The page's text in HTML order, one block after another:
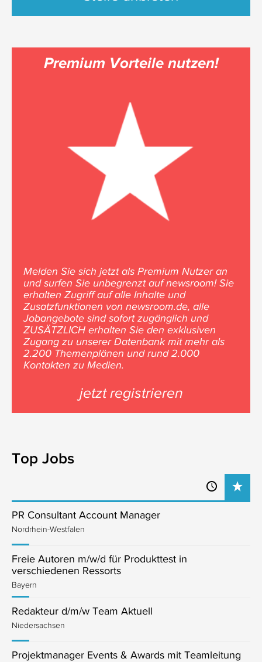
Premium Vorteile nutzen!
Melden Sie sich jetzt als Premium Nutzer an
und surfen Sie unbegrenzt auf newsroom! Sie
erhalten Zugriff auf alle Inhalte und
Zusatzfunktionen von newsroom.de, alle
Jobangebote sind sofort zugänglich und
ZUSÄTZLICH erhalten Sie den exklusiven
Zugang zu unserer Datenbank mit mehr als
2.200 Themenplänen und rund 2.000
Kontakten zu Medien.
jetzt registrieren
Top Jobs
PR Consultant Account Manager
Nordrhein-Westfalen
Freie Autoren m/w/d für Produkttest in
verschiedenen Ressorts
Bayern
Redakteur d/m/w Team Aktuell
Niedersachsen
Projektmanager Events & Awards mit Teamleitung